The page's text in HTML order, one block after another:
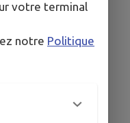
du 15 avril 2015
utilisant ces
pour le réexamen
prescriptions
votre terminal
notre Politique